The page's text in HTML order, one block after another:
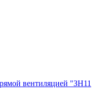
вентиляцией "ЗН11